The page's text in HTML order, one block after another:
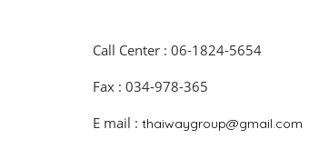
Call Center : 06-1824-5654
Fax : 034-978-365
E mail : thaiwaygroup@gmail.com